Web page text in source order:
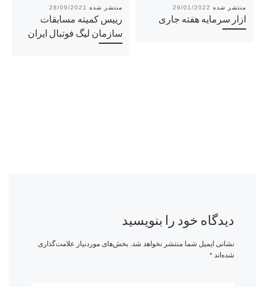
28/09/2021
رییس کمیته مسابقات
سازمان لیگ فوتبال ایران
29/01/2022
ازار سرمایه هفته جاری
دیدگاه خود را بنویسید
نشانی ایمیل شما منتشر نخواهد شد. بخش‌های موردنیاز علامت‌گذاری
شده‌اند*